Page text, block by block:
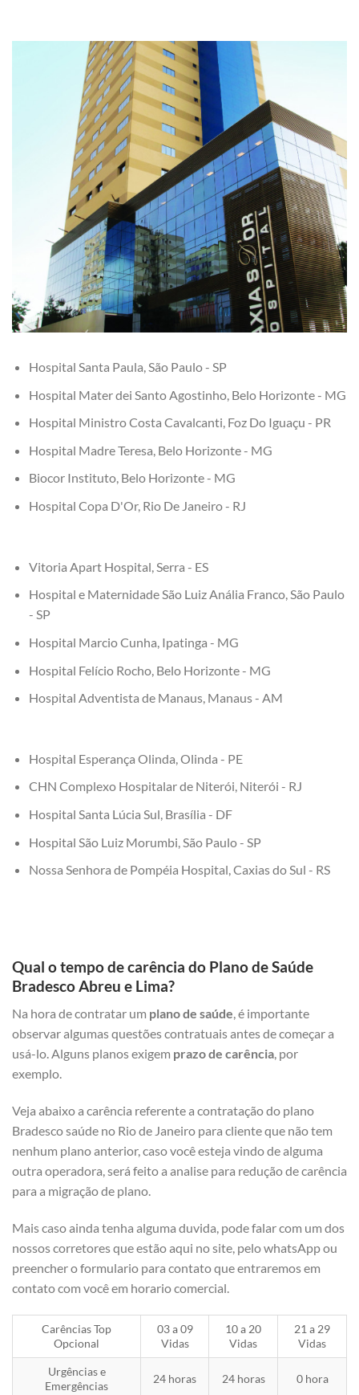
Hospital Santa Paula, São Paulo - SP
Hospital Mater dei Santo Agostinho, Belo Horizonte - MG
Hospital Ministro Costa Cavalcanti, Foz Do Iguaçu - PR
Hospital Madre Teresa, Belo Horizonte - MG
Biocor Instituto, Belo Horizonte - MG
Hospital Copa D'Or, Rio De Janeiro - RJ
Vitoria Apart Hospital, Serra - ES
Hospital e Maternidade São Luiz Anália Franco, São Paulo
- SP
Hospital Marcio Cunha, Ipatinga - MG
Hospital Felício Rocho, Belo Horizonte - MG
Hospital Adventista de Manaus, Manaus - AM
Hospital Esperança Olinda, Olinda - PE
CHN Complexo Hospitalar de Niterói, Niterói - RJ
Hospital Santa Lúcia Sul, Brasília - DF
Hospital São Luiz Morumbi, São Paulo - SP
Nossa Senhora de Pompéia Hospital, Caxias do Sul - RS
Qual o tempo de carência do Plano de Saúde
Bradesco Abreu e Lima?
Na hora de contratar um plano de saúde, é importante
observar algumas questões contratuais antes de começar a
usá-lo. Alguns planos exigem prazo de carência, por
exemplo.
Veja abaixo a carência referente a contratação do plano
Bradesco saúde no Rio de Janeiro para cliente que não tem
nenhum plano anterior, caso você esteja vindo de alguma
outra operadora, será feito a analise para redução de carência
para a migração de plano.
Mais caso ainda tenha alguma duvida, pode falar com um dos
nossos corretores que estão aqui no site, pelo whatsApp ou
preencher o formulario para contato que entraremos em
contato com você em horario comercial.
Carências Top
Opcional
03 a 09
Vidas
10 a 20
Vidas
21 a 29
Vidas
Urgências e
Emergências
24 horas 24 horas 0 hora